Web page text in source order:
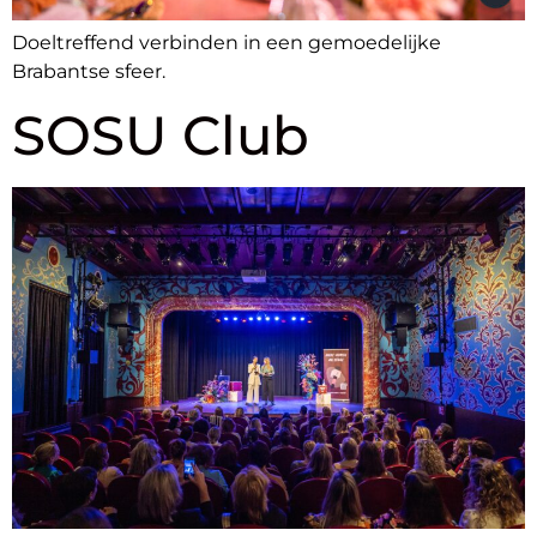
Doeltreffend verbinden in een gemoedelijke
Brabantse sfeer.
SOSU Club